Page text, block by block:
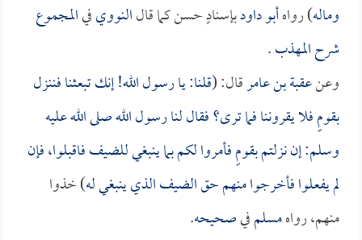
وماله) رواهأبو داودبإسنادٍ حسن كما قالالنوويفيالمجموع
شرح المهذب.
وعنعقبة بن عامرقال: (قلنا: يا رسول الله! إنك تبعثنا فننزل
بقومٍ فلا يقروننا فما ترى؟ فقال لنا رسول الله صلى الله عليه
وسلم: إن نزلتم بقومٍ فأمروا لكم بما ينبغي للضيف فاقبلوا، فإن
لم يفعلوا فأخرجوا منهم حق الضيف الذي ينبغي له) خذوا
منهم، رواهمسلمفيصحيحه.